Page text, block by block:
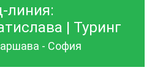
линия:
| Туринг
- София